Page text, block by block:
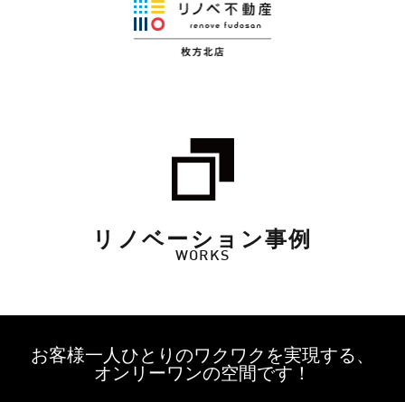
リノベーション事例
WORKS
お客様一人ひとりのワクワクを実現する、
オンリーワンの空間です！